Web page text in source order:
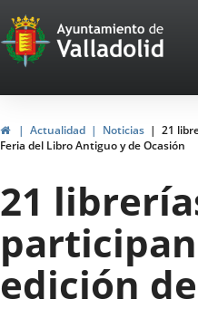
Portal
Web
del
de
Valladolid
HomeActualidad Noticias
21
Feria del Libro Antiguo y de Ocasión
21
edición